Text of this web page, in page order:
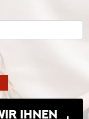
IHNEN